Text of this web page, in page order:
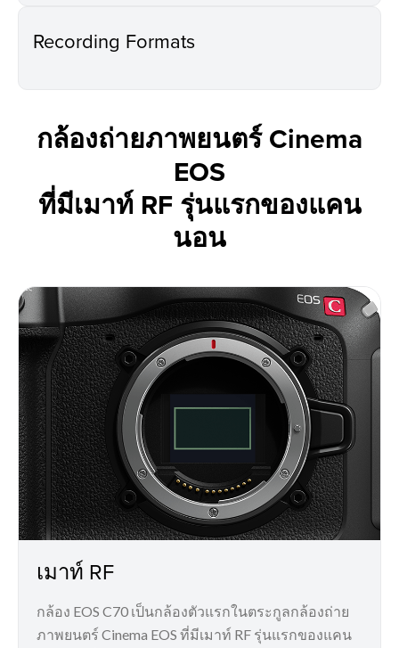
Recording Formats
กล้องถ่ายภาพยนตร์ Cinema
EOS
ที่มีเมาท์ RF รุ่นแรกของแคน
นอน
เมาท์ RF
กล้อง EOS C70 เป็นกล้องตัวแรกในตระกูลกล้องถ่าย
ภาพยนตร์ Cinema EOS ที่มีเมาท์ RF รุ่นแรกของแคน